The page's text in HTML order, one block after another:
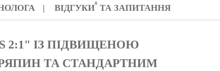
ВІДГУКИ0 ТА ЗАПИТАННЯ
2:1" ІЗ ПІДВИЩЕНОЮ
ТА СТАНДАРТНИМ